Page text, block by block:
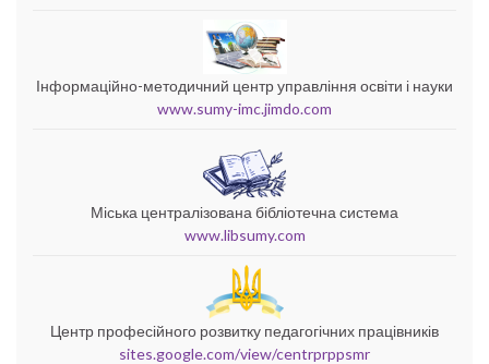
Інформаційно-методичний центр управління освіти і науки
www.sumy-imc.jimdo.com
Міська централізована бібліотечна система
www.libsumy.com
Центр професійного розвитку педагогічних працівників
sites.google.com/view/centrprppsmr